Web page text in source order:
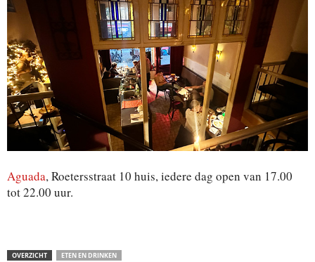
Aguada, Roetersstraat 10 huis, iedere dag open van 17.00
tot 22.00 uur.
OVERZICHT ETEN EN DRINKEN